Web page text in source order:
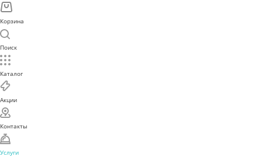
Корзина
Поиск
Каталог
Акции
Контакты
Услуги